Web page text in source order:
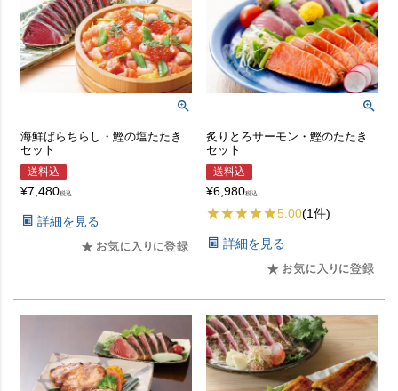
海鮮ばらちらし・鰹の塩たたき
セット
送料込
¥7,480税込
詳細を見る
炙りとろサーモン・鰹のたたき
セット
送料込
¥6,980税込
5.00(1件)
詳細を見る